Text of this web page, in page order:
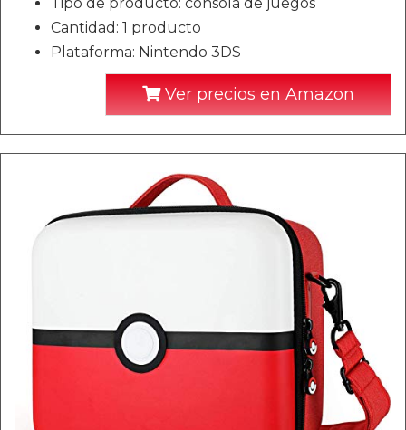
Cantidad: 1 producto
Plataforma: Nintendo 3DS
Ver precios en Amazon